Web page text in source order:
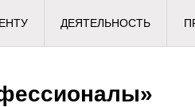
ДЕЯТЕЛЬНОСТЬ